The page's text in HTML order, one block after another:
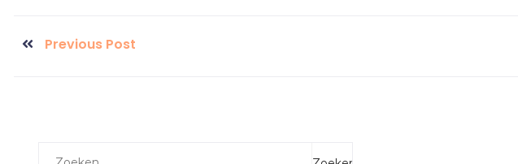
Previous Post